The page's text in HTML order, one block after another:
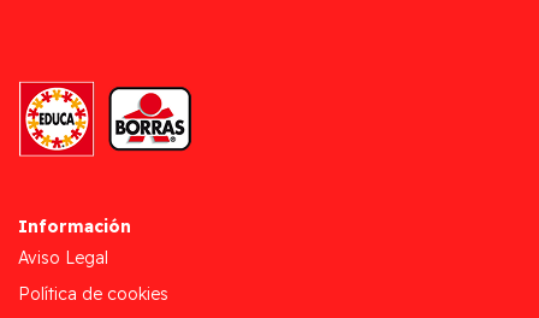
Información
Aviso Legal
Política de cookies